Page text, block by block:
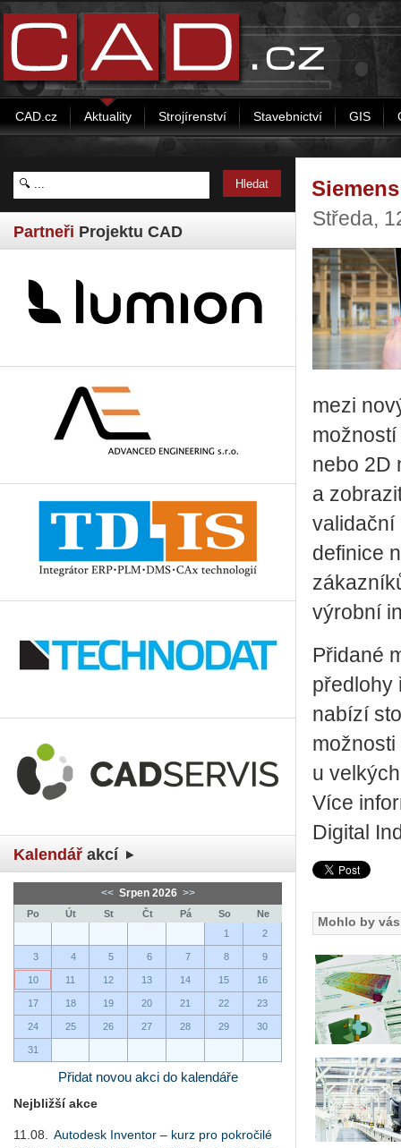
CAD.cz Aktuality Strojírenství Stavebnictví GIS
Partneři Projektu CAD
Kalendář akcí
<< Srpen 2026 >>
Po Út St Čt Pá So
Ne
1
2
3 4 5 6 7 8 9
10 11 12 13 14 15 16
17 18 19 20 21 22 23
24 25 26 27 28 29 30
31
Přidat novou akci do kalendáře
Nejbližší akce
11.08.
Autodesk Inventor – kurz pro pokročilé
Středa,
mezi
nebo 2D
a
validační
definice
výrobní
Přidané
předlohy
nabízí
u
Více
Digital
Mohlo by